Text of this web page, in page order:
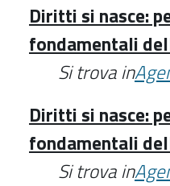
Diritti si nasce:
fondamentali
Si trova in
Diritti si nasce:
fondamentali
Si trova in